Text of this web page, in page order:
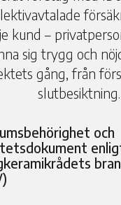
kund –
sig trygg och
gång, från
slutbesiktning.
och